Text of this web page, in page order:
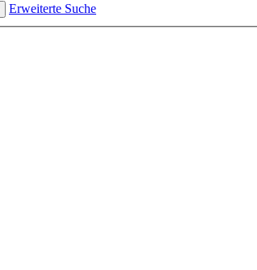
Erweiterte Suche